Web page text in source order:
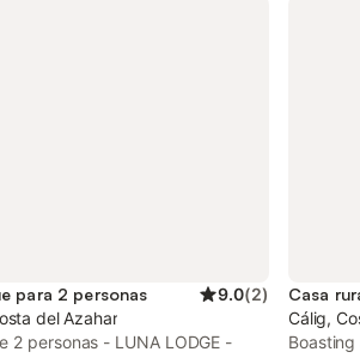
para 2 personas 9.0(2)
del Azahar
2 personas - LUNA LODGE -
Casa
Cálig,